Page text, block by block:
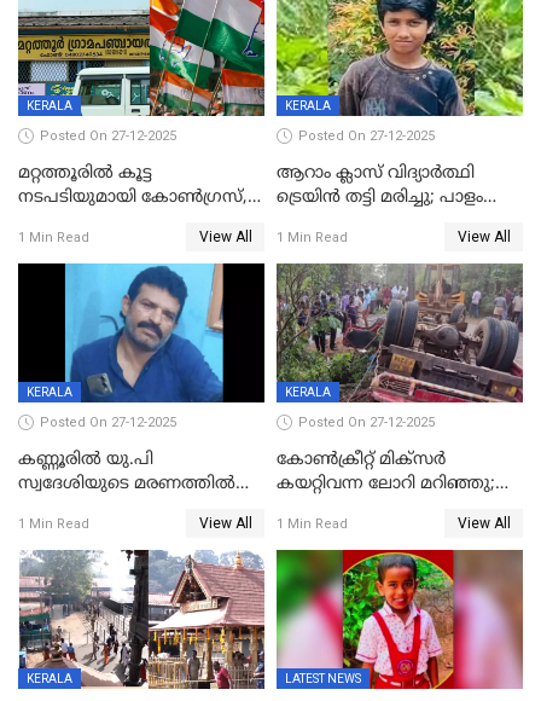
KERALA
Posted On 27-12-2025
മറ്റത്തൂരിൽ കൂട്ട
നടപടിയുമായി കോണ്‍ഗ്രസ്,
എട്ട് പേര്‍ ഉള്‍പ്പെടെ
പത്തുപേരെ പുറത്താക്കി,
ചൊവ്വന്നൂരിലും നടപടി
1 Min Read View All
KERALA
Posted On 27-12-2025
ആറാം ക്ലാസ് വിദ്യാർത്ഥി
ട്രെയിൻ തട്ടി മരിച്ചു; പാളം
അപകടം മലപ്പുറത്ത്
1 Min Read View All
KERALA
Posted On 27-12-2025
കണ്ണൂരിൽ യു.പി
സ്വദേശിയുടെ മരണത്തിൽ
കേസ്; തർക്കമുണ്ടായത്
ഫേഷ്യലിന് 300 രൂപ
ആവശ്യപ്പെട്ടതിനെച്ചൊല്ലി
1 Min Read View All
KERALA
Posted On 27-12-2025
കോണ്‍ക്രീറ്റ് മിക്‌സര്‍
കയറ്റിവന്ന ലോറി മറിഞ്ഞു;
അപകടം കണ്ണൂരിൽ
1 Min Read View All
KERALA LATEST NEWS